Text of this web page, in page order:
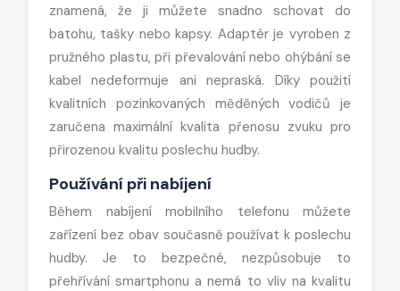
znamená, že ji můžete snadno schovat do
batohu, tašky nebo kapsy. Adaptér je vyroben z
pružného plastu, při převalování nebo ohýbání se
kabel nedeformuje ani nepraská. Díky použití
kvalitních pozinkovaných měděných vodičů je
zaručena maximální kvalita přenosu zvuku pro
přirozenou kvalitu poslechu hudby.
Používání při nabíjení
Během nabíjení mobilního telefonu můžete
zařízení bez obav současně používat k poslechu
hudby. Je to bezpečné, nezpůsobuje to
přehřívání smartphonu a nemá to vliv na kvalitu